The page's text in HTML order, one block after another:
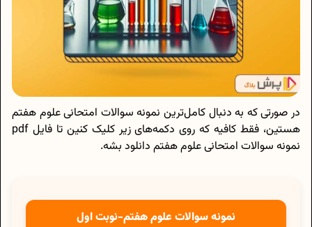
در صورتی که به دنبال کامل‌ترین نمونه سوالات امتحانی علوم هفتم
هستین، فقط کافیه که روی دکمه‌های زیر کلیک کنین تا فایل pdf
نمونه سوالات امتحانی علوم هفتم دانلود بشه.
نمونه سوالات علوم هفتم-نوبت اول